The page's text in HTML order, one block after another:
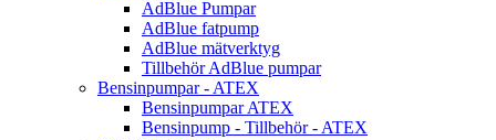
AdBlue Pumpar
AdBlue fatpump
AdBlue mätverktyg
Tillbehör AdBlue pumpar
Bensinpumpar - ATEX
Bensinpumpar ATEX
Bensinpump - Tillbehör - ATEX